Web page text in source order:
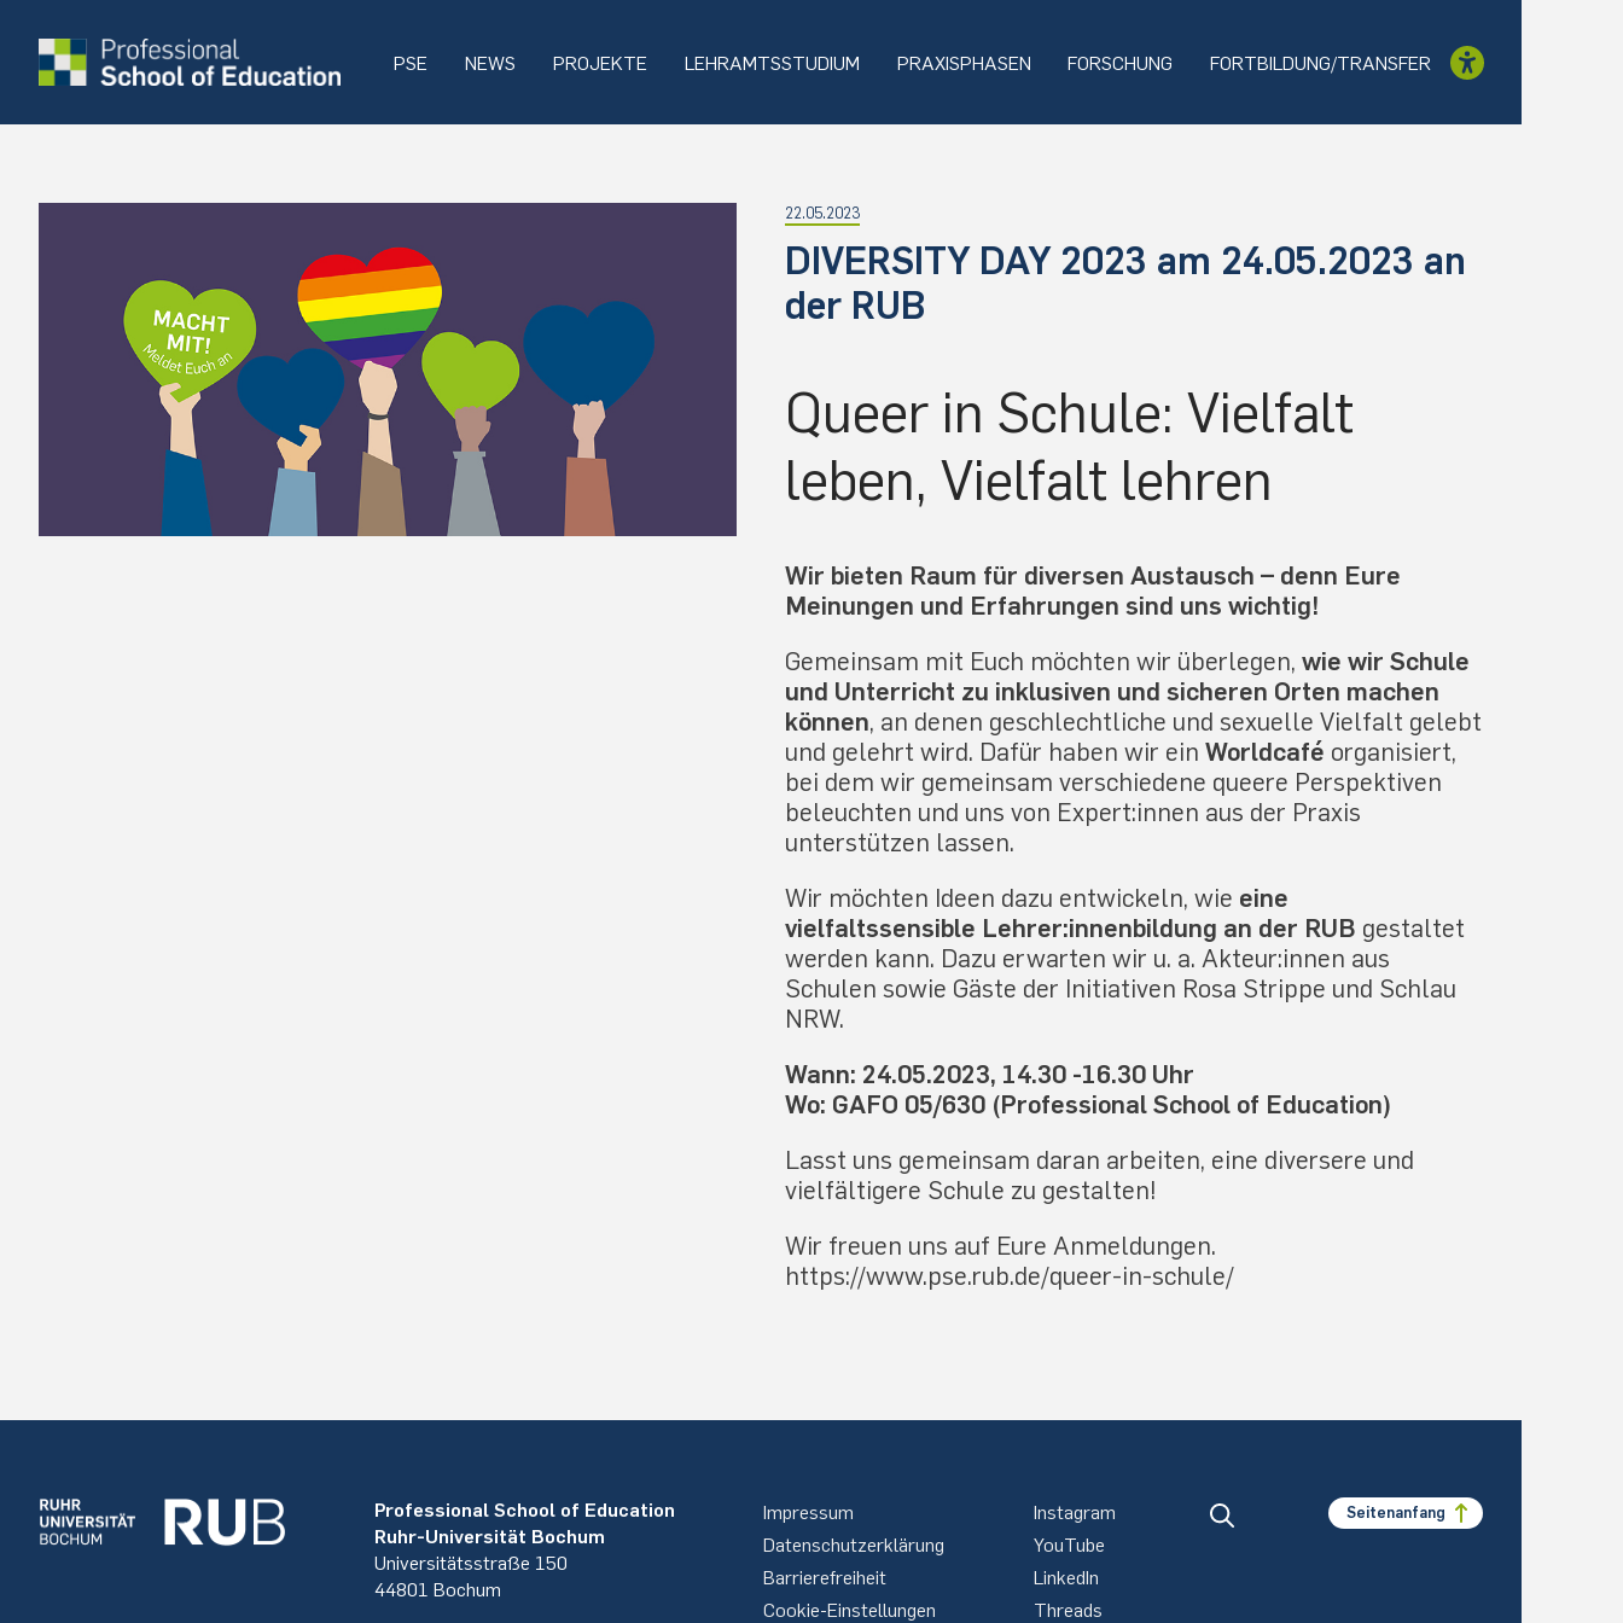
PSE NEWS PROJEKTE LEHRAMTSSTUDIUM PRAXISPHASEN FORSCHUNG FORTBILDUNG/TRANSFER
22.05.2023
DIVERSITY DAY 2023 am 24.05.2023 an
der RUB
Queer in Schule: Vielfalt
leben, Vielfalt lehren
Wir bieten Raum für diversen Austausch – denn Eure
Meinungen und Erfahrungen sind uns wichtig!
Gemeinsam mit Euch möchten wir überlegen, wie wir Schule
und Unterricht zu inklusiven und sicheren Orten machen
können, an denen geschlechtliche und sexuelle Vielfalt gelebt
und gelehrt wird. Dafür haben wir ein Worldcafé organisiert,
bei dem wir gemeinsam verschiedene queere Perspektiven
beleuchten und uns von Expert:innen aus der Praxis
unterstützen lassen.
Wir möchten Ideen dazu entwickeln, wie eine
vielfaltssensible Lehrer:innenbildung an der RUB gestaltet
werden kann. Dazu erwarten wir u. a. Akteur:innen aus
Schulen sowie Gäste der Initiativen Rosa Strippe und Schlau
NRW.
Wann: 24.05.2023, 14.30 -16.30 Uhr
Wo: GAFO 05/630 (Professional School of Education)
Lasst uns gemeinsam daran arbeiten, eine diversere und
vielfältigere Schule zu gestalten!
Wir freuen uns auf Eure Anmeldungen.
https://www.pse.rub.de/queer-in-schule/
Professional School of Education
Ruhr-Universität Bochum
Universitätsstraße 150
44801 Bochum
Impressum
Datenschutzerklärung
Barrierefreiheit
Cookie-Einstellungen
Instagram
YouTube
LinkedIn
Threads
Seitenanfang